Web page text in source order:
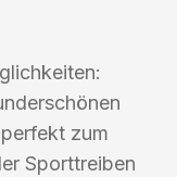
zum
Sporttreiben